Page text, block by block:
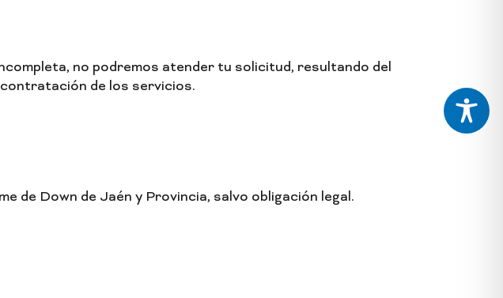
no podremos atender tu solicitud, resultando del
de los servicios.
de Down de Jaén y Provincia, salvo obligación legal.